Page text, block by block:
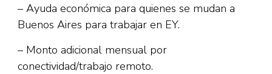
– Ayuda económica para quienes se mudan a
Buenos Aires para trabajar en EY.
– Monto adicional mensual por
conectividad/trabajo remoto.